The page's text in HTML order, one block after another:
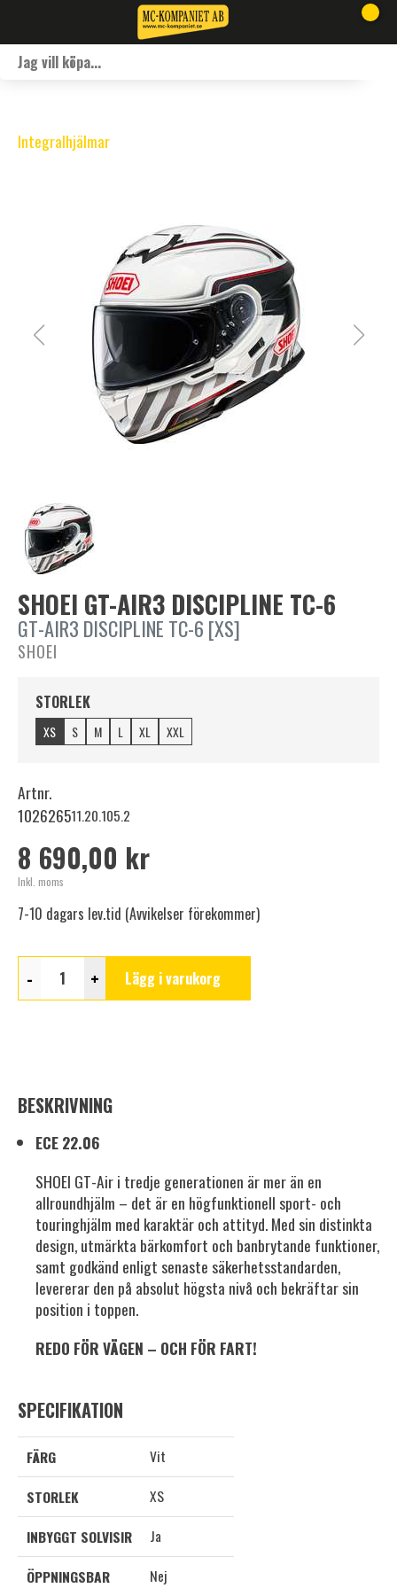
Integralhjälmar
SHOEI GT-AIR3 DISCIPLINE TC-6
GT-AIR3 DISCIPLINE TC-6 [XS]
SHOEI
STORLEK
XS S M L XL XXL
Artnr.
102626511.20.105.2
8 690,00 kr
Inkl. moms
7-10 dagars lev.tid (Avvikelser förekommer)
- + Lägg i varukorg
BESKRIVNING
ECE 22.06
SHOEI GT-Air i tredje generationen är mer än en
allroundhjälm – det är en högfunktionell sport- och
touringhjälm med karaktär och attityd. Med sin distinkta
design, utmärkta bärkomfort och banbrytande funktioner,
samt godkänd enligt senaste säkerhetsstandarden,
levererar den på absolut högsta nivå och bekräftar sin
position i toppen.
REDO FÖR VÄGEN – OCH FÖR FART!
SPECIFIKATION
FÄRG
Vit
STORLEK
XS
INBYGGT SOLVISIR
Ja
ÖPPNINGSBAR
Nej